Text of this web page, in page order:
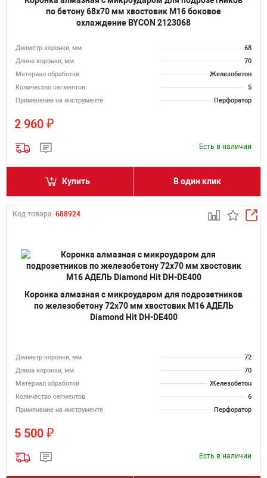
по бетону 68х70 мм хвостовик M16 боковое
охлаждение BYCON 2123068
Диаметр коронки, мм
68
Длина коронки, мм
70
Материал обработки
Железобетон
Количество сегментов
5
Применение на инструменте
Перфоратор
2 960 ₽
Есть в наличии
Купить В один клик
Код товара: 688924
Коронка алмазная с микроударом для подрозетников
по железобетону 72х70 мм хвостовик M16 АДЕЛЬ
Diamond Hit DH-DE400
Диаметр коронки, мм
72
Длина коронки, мм
70
Материал обработки
Железобетон
Количество сегментов
6
Применение на инструменте
Перфоратор
5 500 ₽
Есть в наличии